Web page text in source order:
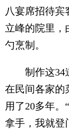
八宴席招待
立峰的院里，
勺烹制。
制作这34道
在民间各家的
用了20多年
拿手，我就登